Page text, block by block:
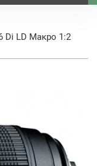
Di LD Макро 1:2